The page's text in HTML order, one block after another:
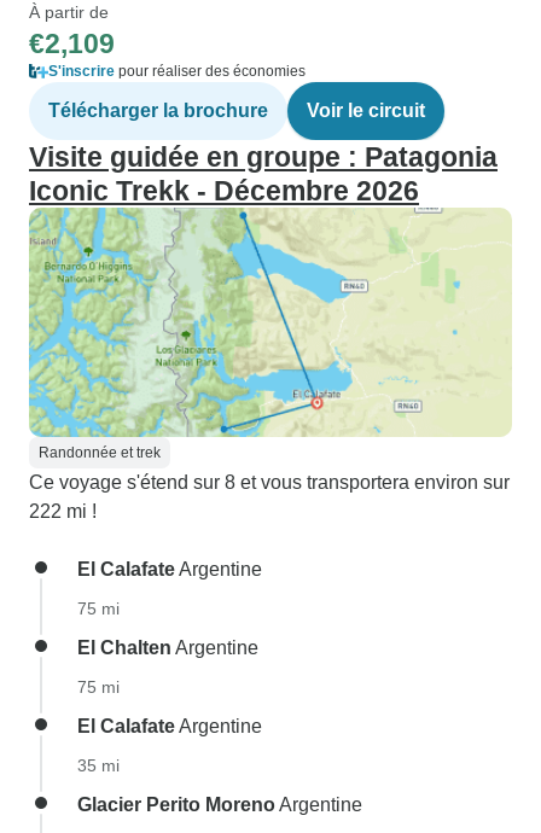
À partir de
€2,109
S'inscrire pour réaliser des économies
Télécharger la brochure Voir le circuit
Visite guidée en groupe : Patagonia
Iconic Trekk - Décembre 2026
Randonnée et trek
Ce voyage s'étend sur 8 et vous transportera environ sur
222 mi !
El CalafateArgentine
75 mi
El Chalten Argentine
75 mi
El CalafateArgentine
35 mi
Glacier Perito MorenoArgentine